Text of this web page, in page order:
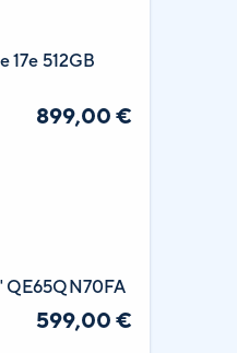
17e 512GB
899,00 €
QE65QN70FA
599,00 €